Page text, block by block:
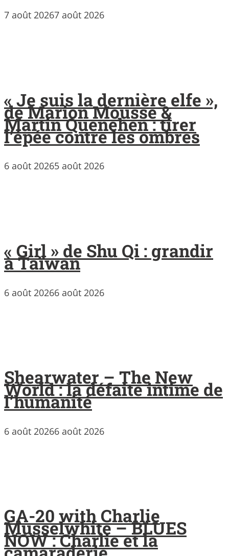
7 août 20267 août 2026
« Je suis la dernière elfe »,
de Marion Mousse &
Martin Quenehen : tirer
l’épée contre les ombres
6 août 20265 août 2026
« Girl » de Shu Qi : grandir
à Taïwan
6 août 20266 août 2026
Shearwater – The New
World : la défaite intime de
l’humanité
6 août 20266 août 2026
GA-20 with Charlie
Musselwhite – BLUES
NOW : Charlie et la